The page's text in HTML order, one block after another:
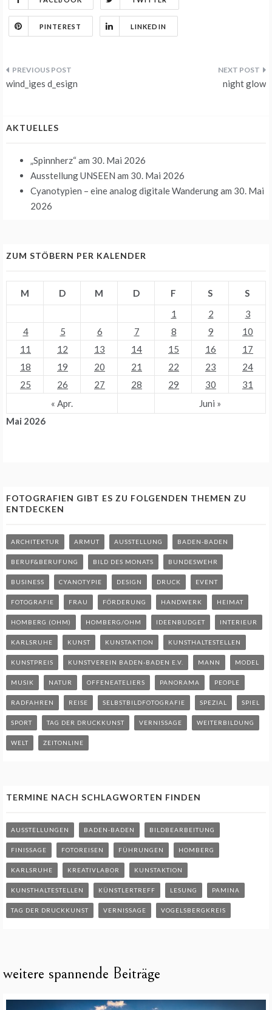
PINTEREST LINKEDIN
Beitrags-
wind_iges d_esign night glow
AKTUELLES
„Spinnherz“ am 30. Mai 2026
Ausstellung UNSEEN am 30. Mai 2026
Cyanotypien – eine analog digitale Wanderungam 30. Mai
2026
ZUM STÖBERN PER KALENDER
Mai 2026
M D M D F S
S
1
2
3
4
5 6 7 8 9
10
11
12 13 14 15 16
17
18
19 20 21 22 23
24
25
26 27 28 29 30
31
« Apr.
Juni »
FOTOGRAFIEN GIBT ES ZU FOLGENDEN THEMEN ZU
ENTDECKEN
ARCHITEKTUR ARMUT AUSSTELLUNG BADEN-BADEN
BERUF&BERUFUNG BILD DES MONATS BUNDESWEHR
BUSINESS CYANOTYPIE DESIGN DRUCK EVENT
FOTOGRAFIE FRAU FÖRDERUNG HANDWERK HEIMAT
HOMBERG (OHM) HOMBERG/OHM IDEENBUDGET INTERIEUR
KARLSRUHE KUNST KUNSTAKTION KUNSTHALTESTELLEN
KUNSTPREIS KUNSTVEREIN BADEN-BADEN E.V. MANN MODEL
MUSIK NATUR OFFENEATELIERS PANORAMA PEOPLE
RADFAHREN REISE SELBSTBILDFOTOGRAFIE SPEZIAL SPIEL
SPORT TAG DER DRUCKKUNST VERNISSAGE WEITERBILDUNG
WELT ZEITONLINE
TERMINE NACH SCHLAGWORTEN FINDEN
AUSSTELLUNGEN BADEN-BADEN BILDBEARBEITUNG
FINISSAGE FOTOREISEN FÜHRUNGEN HOMBERG
KARLSRUHE KREATIVLABOR KUNSTAKTION
KUNSTHALTESTELLEN KÜNSTLERTREFF LESUNG PAMINA
TAG DER DRUCKKUNST VERNISSAGE VOGELSBERGKREIS
weitere spannende Beiträge